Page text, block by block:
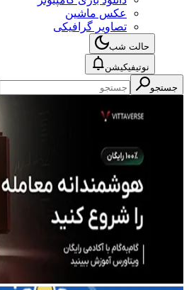
عکس ماشین
تصاویر گرافیکی
حالت شب
نوتیفیکیشن
جستجو